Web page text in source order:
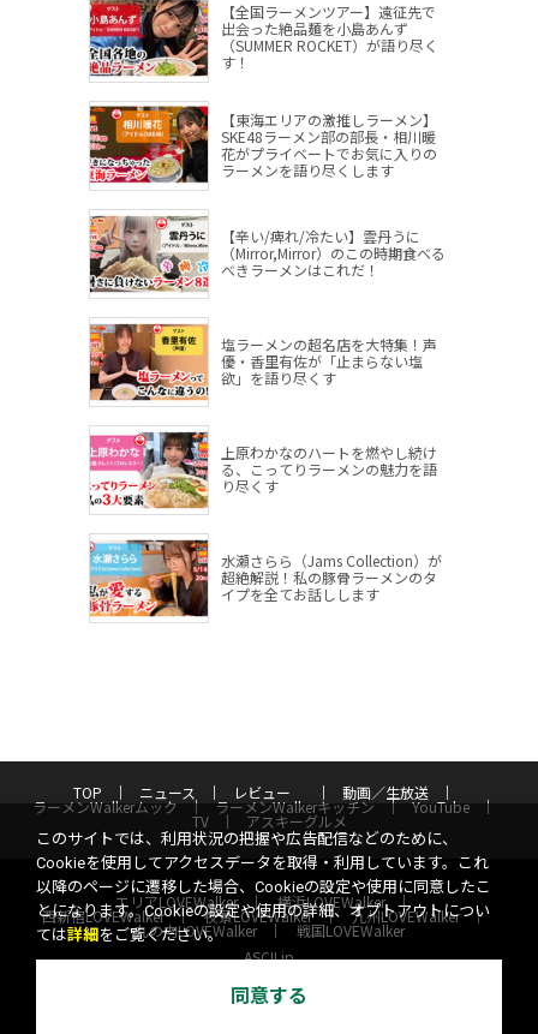
【全国ラーメンツアー】遠征先で
出会った絶品麺を小島あんず
（SUMMER ROCKET）が語り尽く
す！
【東海エリアの激推しラーメン】
SKE48ラーメン部の部長・相川暖
花がプライベートでお気に入りの
ラーメンを語り尽くします
【辛い/痺れ/冷たい】雲丹うに
（Mirror,Mirror）のこの時期食べる
べきラーメンはこれだ！
塩ラーメンの超名店を大特集！声
優・香里有佐が「止まらない塩
欲」を語り尽くす
上原わかなのハートを燃やし続け
る、こってりラーメンの魅力を語
り尽くす
水瀬さらら（Jams Collection）が
超絶解説！私の豚骨ラーメンのタ
イプを全てお話しします
TOP ニュース レビュー 動画／生放送
ラーメンWalkerムック ラーメンWalkerキッチン YouTube
TV アスキーグルメ
エリアLOVEWalker 横浜LOVEWalker
西新宿LOVEWalker 夜景LOVEWalker 九州LOVEWalker
丸の内LOVEWalker
戦国LOVEWalker
ASCII.jp
プライバシーポリシー
お問い合わせ
このサイトでは、利用状況の把握や広告配信などのために、
Cookieを使用してアクセスデータを取得・利用しています。これ
以降のページに遷移した場合、Cookieの設定や使用に同意したこ
とになります。Cookieの設定や使用の詳細、オプトアウトについ
ては詳細 をご覧ください。
同意する